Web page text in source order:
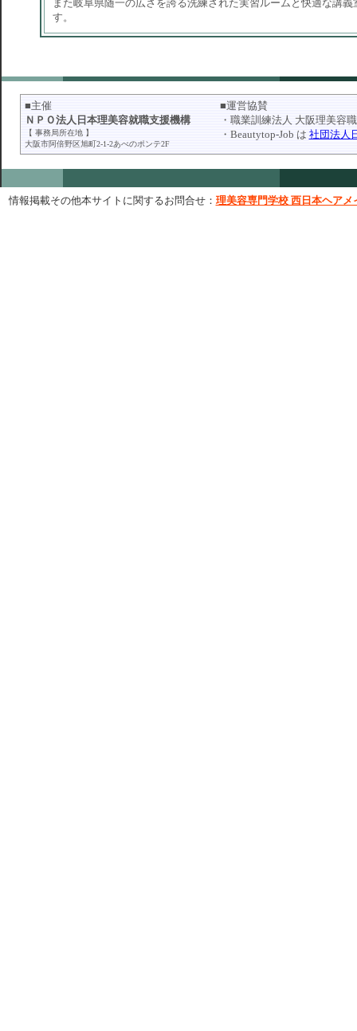
また岐阜県随一の広さを誇る洗練された実習ルームと快適な講
す。
■主催
ＮＰＯ法人日本理美容就職支援機構
【 事務局所在地 】
大阪市阿倍野区旭町2-1-2あべのポンテ2F
■運営協賛
・職業訓練法人 大阪理美容
・Beautytop-Job は 社団法人
情報掲載その他本サイトに関するお問合せ： 理美容専門学校 西日本ヘア